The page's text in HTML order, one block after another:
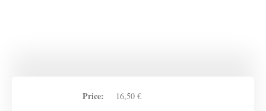
Price: 16,50 €